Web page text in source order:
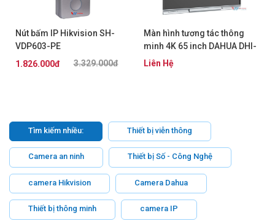
Nút bấm IP Hikvision SH-
VDP603-PE
3.329.000đ
1.826.000đ
Màn hình tương tác thông
minh 4K 65 inch DAHUA DHI-
LPH65-MC470-P-S2
Liên Hệ
Tìm kiếm nhiều: Thiết bị viễn thông
Camera an ninh Thiết bị Số - Công Nghệ
camera Hikvision Camera Dahua
Thiết bị thông minh camera IP